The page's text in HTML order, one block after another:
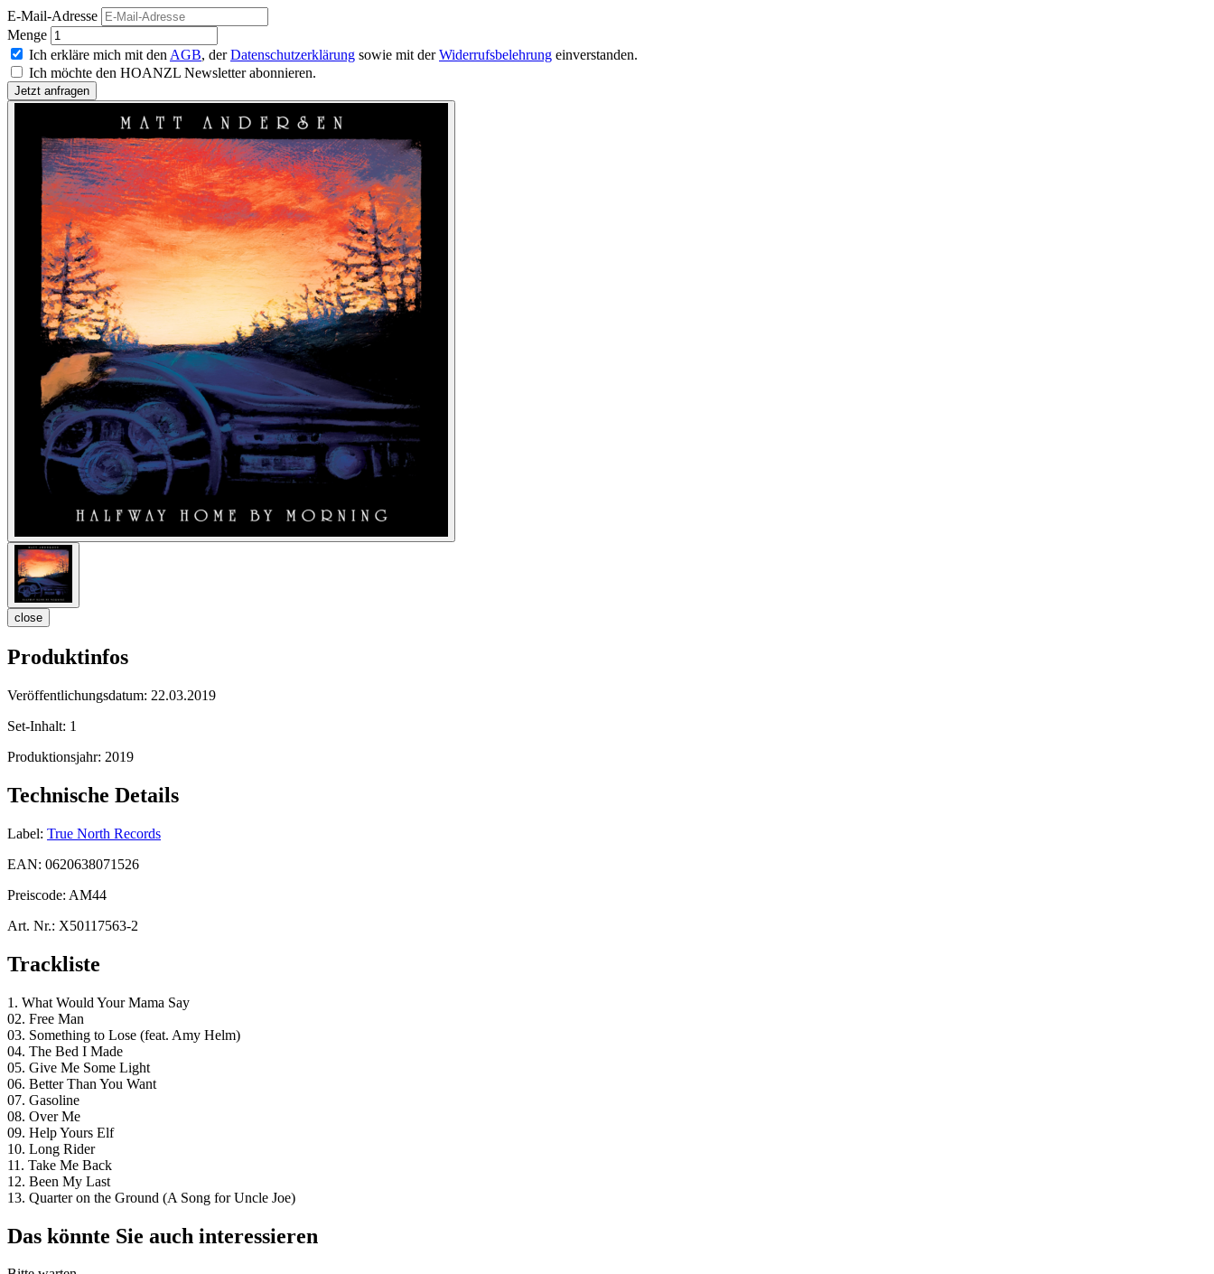
E-Mail-Adresse
Menge
Ich erkläre mich mit den AGB, derDatenschutzerklärung sowie mit derWiderrufsbelehrung einverstanden.
Ich möchte den HOANZL Newsletter abonnieren.
close
Produktinfos
Veröffentlichungsdatum: 22.03.2019
Set-Inhalt: 1
Produktionsjahr: 2019
Technische Details
Label: True North Records
EAN: 0620638071526
Preiscode: AM44
Art. Nr.: X50117563-2
Trackliste
1. What Would Your Mama Say
02. Free Man
03. Something to Lose (feat. Amy Helm)
04. The Bed I Made
05. Give Me Some Light
06. Better Than You Want
07. Gasoline
08. Over Me
09. Help Yours Elf
10. Long Rider
11. Take Me Back
12. Been My Last
13. Quarter on the Ground (A Song for Uncle Joe)
Das könnte Sie auch interessieren